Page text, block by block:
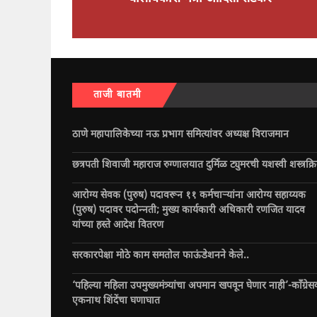
ताजी बातमी
ठाणे महापालिकेच्या नऊ प्रभाग समित्यांवर अध्यक्ष विराजमान
छत्रपती शिवाजी महाराज रुग्णालयात दुर्मिळ ट्युमरची यशस्वी
आरोग्य सेवक (पुरुष) पदावरून ११ कर्मचाऱ्यांना आरोग्य सहाय्यक
(पुरुष) पदावर पदोन्नती; मुख्य कार्यकारी अधिकारी रणजित यादव
यांच्या हस्ते आदेश वितरण
सरकारपेक्षा मोठे काम समतोल फाऊंडेशनने केले..
‘पहिल्या महिला उपमुख्यमंत्र्यांचा अपमान खपवून घेणार नाही’-
एकनाथ शिंदेंचा घणाघात